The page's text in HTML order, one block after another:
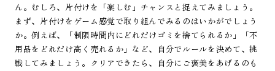
ん。むしろ、片付けを「楽しむ」チャンスと捉えてみましょう。
まず、片付けをゲーム感覚で取り組んでみるのはいかがでしょう
か。例えば、「制限時間内にどれだけゴミを捨てられるか」「不
用品をどれだけ高く売れるか」など、自分でルールを決めて、挑
戦してみましょう。クリアできたら、自分にご褒美をあげるのも